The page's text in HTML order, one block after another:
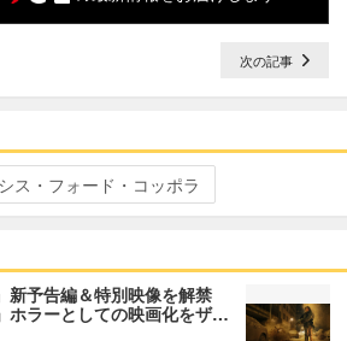
次の記事
ス・フォード・コッポラ
新予告編＆特別映像を解禁
ホラーとしての映画化をザ…